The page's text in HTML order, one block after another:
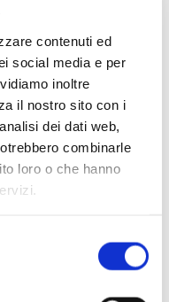
contenuti ed
social media e per
inoltre
il nostro sito con i
dei dati web,
combinarle
loro o che hanno
di iniziative di
Vergine delle